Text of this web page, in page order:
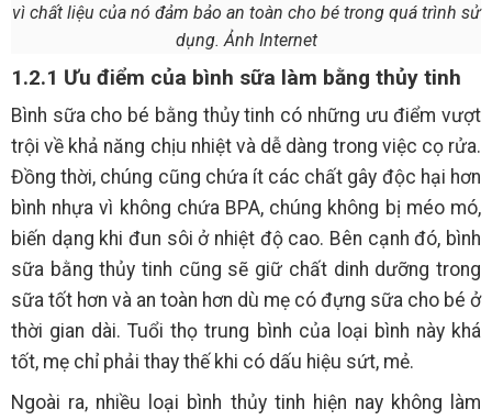
vì chất liệu của nó đảm bảo an toàn cho bé trong quá trình sử
dụng. Ảnh Internet
1.2.1 Ưu điểm của bình sữa làm bằng thủy tinh
​Bình sữa cho bé bằng thủy tinh có những ưu điểm vượt
trội về khả năng chịu nhiệt và dễ dàng trong việc cọ rửa.
Đồng thời, chúng cũng chứa ít các chất gây độc hại hơn
bình nhựa vì không chứa BPA, chúng không bị méo mó,
biến dạng khi đun sôi ở nhiệt độ cao. Bên cạnh đó, bình
sữa bằng thủy tinh cũng sẽ giữ chất dinh dưỡng trong
sữa tốt hơn và an toàn hơn dù mẹ có đựng sữa cho bé ở
thời gian dài. Tuổi thọ trung bình của loại bình này khá
tốt, mẹ chỉ phải thay thế khi có dấu hiệu sứt, mẻ.
Ngoài ra, nhiều loại bình thủy tinh hiện nay không làm